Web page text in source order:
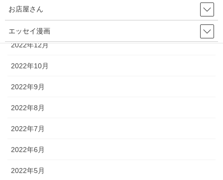
2022年12月
2022年10月
2022年9月
2022年8月
2022年7月
2022年6月
2022年5月
お店屋さん
エッセイ漫画